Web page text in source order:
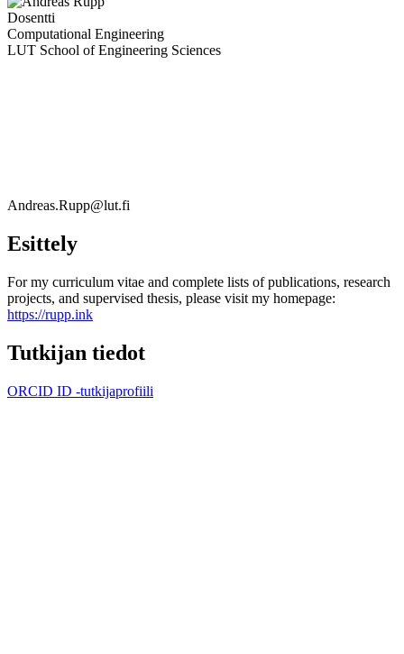
Dosentti
Computational Engineering
LUT School of Engineering Sciences
Andreas.Rupp@lut.fi
Esittely
For my curriculum vitae and complete lists of publications, research
projects, and supervised thesis, please visit my homepage:
https://rupp.ink
Tutkijan tiedot
ORCID ID -tutkijaprofiili